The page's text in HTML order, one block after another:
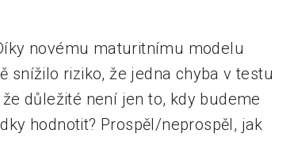
novému maturitnímu modelu
snížilo riziko, že jedna chyba v testu
důležité není jen to, kdy budeme
hodnotit? Prospěl/neprospěl, jak